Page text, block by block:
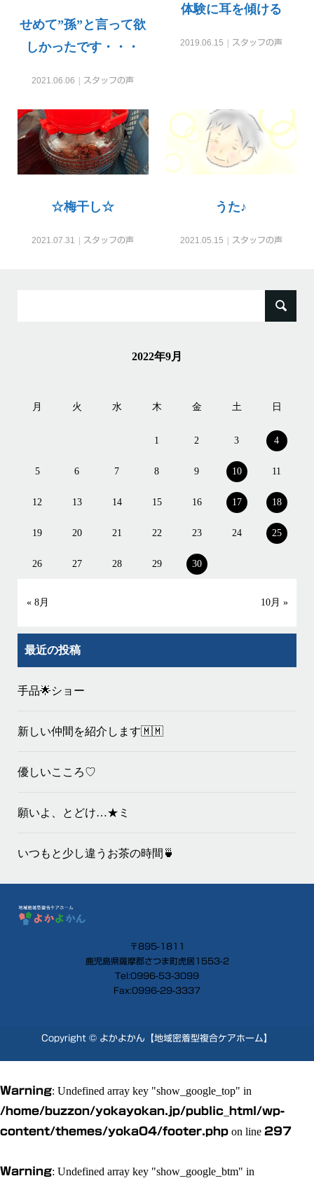
せめて”孫”と言って欲
しかったです・・・
2021.06.06 スタッフの声
体験に耳を傾ける
2019.06.15 スタッフの声
☆梅干し☆
2021.07.31 スタッフの声
うた♪
2021.05.15 スタッフの声
2022年9月
月 火 水 木 金 土 日
1 2 3 4
5 6 7 8 9 10 11
12 13 14 15 16 17 18
19 20 21 22 23 24 25
26 27 28 29 30
« 8月 10月 »
最近の投稿
手品🌟ショー
新しい仲間を紹介します🇲🇲
優しいこころ♡
願いよ、とどけ…★ミ
いつもと少し違うお茶の時間🍵
〒895-1811
鹿児島県薩摩郡さつま町虎居1553-2
Tel:0996-53-3099
Fax:0996-29-3337
Copyright © よかよかん【地域密着型複合ケアホーム】
Warning: Undefined array key "show_google_top" in
/home/buzzon/yokayokan.jp/public_html/wp-
content/themes/yoka04/footer.php on line 297
Warning: Undefined array key "show_google_btm" in